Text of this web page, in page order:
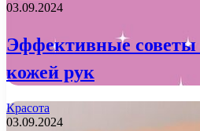
03.09.2024
Эффективные советы
кожей рук
Красота
03.09.2024